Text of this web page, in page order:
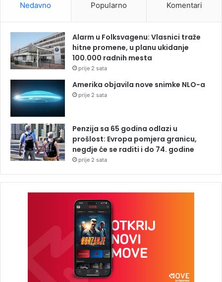
Nedavno Popularno Komentari
Alarm u Folksvagenu: Vlasnici traže
hitne promene, u planu ukidanje
100.000 radnih mesta
prije 2 sata
Amerika objavila nove snimke NLO-a
prije 2 sata
Penzija sa 65 godina odlazi u
prošlost: Evropa pomjera granicu,
negdje će se raditi i do 74. godine
prije 2 sata